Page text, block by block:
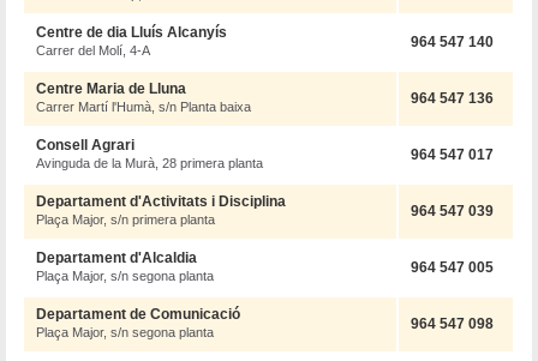
Centre de dia Lluís Alcanyís
Carrer del Molí, 4-A 964 547 140
Centre Maria de Lluna
Carrer Martí l'Humà, s/n Planta baixa 964 547 136
Consell Agrari
Avinguda de la Murà, 28 primera planta 964 547 017
Departament d'Activitats i Disciplina
Plaça Major, s/n primera planta 964 547 039
Departament d'Alcaldia
Plaça Major, s/n segona planta 964 547 005
Departament de Comunicació
Plaça Major, s/n segona planta 964 547 098